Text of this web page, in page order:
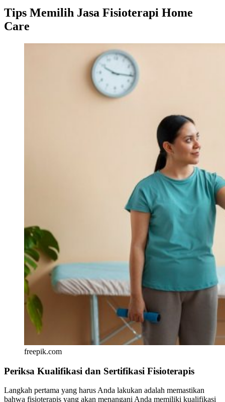
Tips Memilih Jasa Fisioterapi Home
Care
freepik.com
Periksa Kualifikasi dan Sertifikasi Fisioterapis
Langkah pertama yang harus Anda lakukan adalah memastikan
bahwa fisioterapis yang akan menangani Anda memiliki kualifikasi